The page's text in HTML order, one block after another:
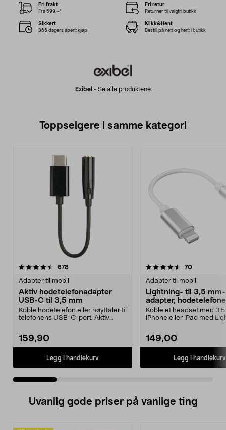
Exibel - Se alle produktene
Fri frakt
Fra 599,–*
Fri retur
Returner til valgfri butikk
Sikkert
365 dagers åpent kjøp
Klikk&Hent
Bestill på nett og hent i butikk
Toppselgere i samme kategori
678anmeldelser
Adapter til mobil
Aktiv hodetelefonadapter
USB-C til 3,5 mm
Koble hodetelefon eller høyttaler til
telefonens USB-C-port. Aktiv
159,90
Legg i handlekurv
4.5 av 5 stjerner 70
Adapter til mobil
Lightning- til 3,5 mm-
adapter,
iPhone
Koble et headset med
iPhone eller iPad med
149,00
Legg i handlekurv
4.5 av 5 stjerner
Uvanlig gode priser på vanlige ting